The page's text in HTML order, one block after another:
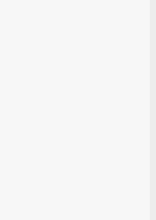
di Meksiko, Polisi